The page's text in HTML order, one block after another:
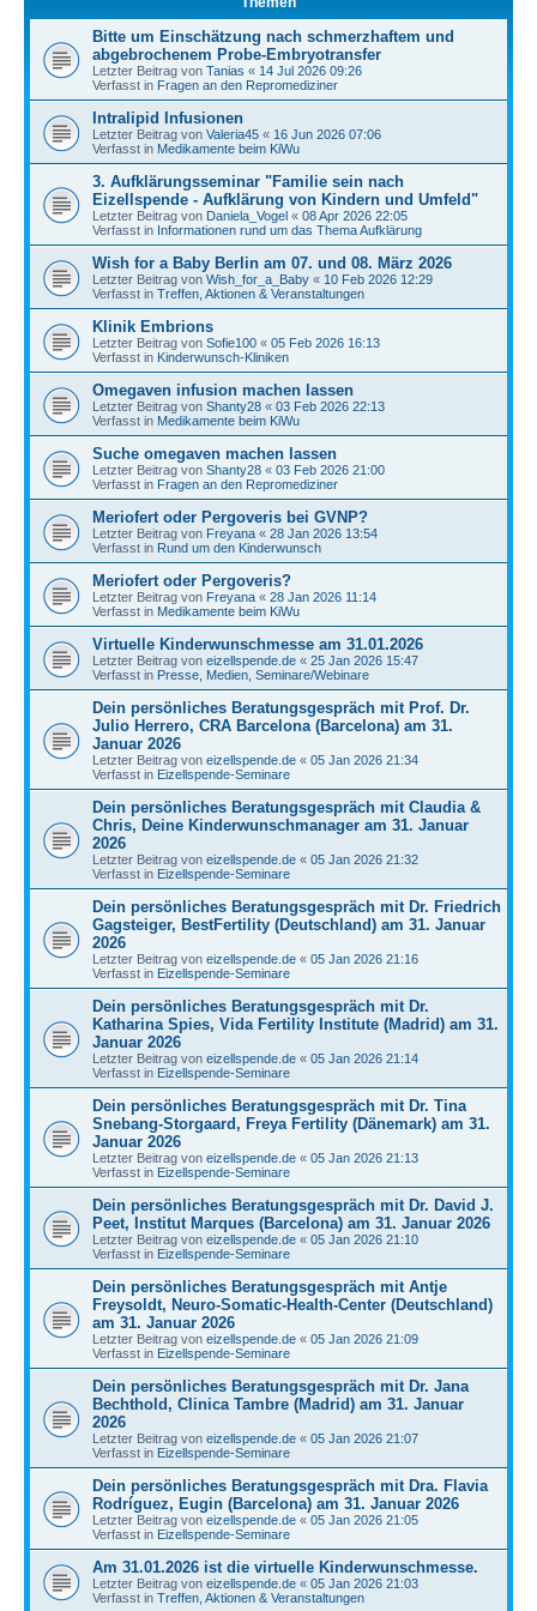
Bitte um Einschätzung nach schmerzhaftem und
abgebrochenem Probe-Embryotransfer
Letzter Beitrag von Tanias « 14 Jul 2026 09:26
Verfasst in Fragen an den Repromediziner
Intralipid Infusionen
Letzter Beitrag von Valeria45 « 16 Jun 2026 07:06
Verfasst in Medikamente beim KiWu
3. Aufklärungsseminar "Familie sein nach
Eizellspende - Aufklärung von Kindern und Umfeld"
Letzter Beitrag von Daniela_Vogel « 08 Apr 2026 22:05
Verfasst in Informationen rund um das Thema Aufklärung
Wish for a Baby Berlin am 07. und 08. März 2026
Letzter Beitrag von Wish_for_a_Baby « 10 Feb 2026 12:29
Verfasst in Treffen, Aktionen & Veranstaltungen
Klinik Embrions
Letzter Beitrag von Sofie100 « 05 Feb 2026 16:13
Verfasst in Kinderwunsch-Kliniken
Omegaven infusion machen lassen
Letzter Beitrag von Shanty28 « 03 Feb 2026 22:13
Verfasst in Medikamente beim KiWu
Suche omegaven machen lassen
Letzter Beitrag von Shanty28 « 03 Feb 2026 21:00
Verfasst in Fragen an den Repromediziner
Meriofert oder Pergoveris bei GVNP?
Letzter Beitrag von Freyana « 28 Jan 2026 13:54
Verfasst in Rund um den Kinderwunsch
Meriofert oder Pergoveris?
Letzter Beitrag von Freyana « 28 Jan 2026 11:14
Verfasst in Medikamente beim KiWu
Virtuelle Kinderwunschmesse am 31.01.2026
Letzter Beitrag von eizellspende.de « 25 Jan 2026 15:47
Verfasst in Presse, Medien, Seminare/Webinare
Dein persönliches Beratungsgespräch mit Prof. Dr.
Julio Herrero, CRA Barcelona (Barcelona) am 31.
Januar 2026
Letzter Beitrag von eizellspende.de « 05 Jan 2026 21:34
Verfasst in Eizellspende-Seminare
Dein persönliches Beratungsgespräch mit Claudia &
Chris, Deine Kinderwunschmanager am 31. Januar
2026
Letzter Beitrag von eizellspende.de « 05 Jan 2026 21:32
Verfasst in Eizellspende-Seminare
Dein persönliches Beratungsgespräch mit Dr. Friedrich
Gagsteiger, BestFertility (Deutschland) am 31. Januar
2026
Letzter Beitrag von eizellspende.de « 05 Jan 2026 21:16
Verfasst in Eizellspende-Seminare
Dein persönliches Beratungsgespräch mit Dr.
Katharina Spies, Vida Fertility Institute (Madrid) am 31.
Januar 2026
Letzter Beitrag von eizellspende.de « 05 Jan 2026 21:14
Verfasst in Eizellspende-Seminare
Dein persönliches Beratungsgespräch mit Dr. Tina
Snebang-Storgaard, Freya Fertility (Dänemark) am 31.
Januar 2026
Letzter Beitrag von eizellspende.de « 05 Jan 2026 21:13
Verfasst in Eizellspende-Seminare
Dein persönliches Beratungsgespräch mit Dr. David J.
Peet, Institut Marques (Barcelona) am 31. Januar 2026
Letzter Beitrag von eizellspende.de « 05 Jan 2026 21:10
Verfasst in Eizellspende-Seminare
Dein persönliches Beratungsgespräch mit Antje
Freysoldt, Neuro-Somatic-Health-Center (Deutschland)
am 31. Januar 2026
Letzter Beitrag von eizellspende.de « 05 Jan 2026 21:09
Verfasst in Eizellspende-Seminare
Dein persönliches Beratungsgespräch mit Dr. Jana
Bechthold, Clinica Tambre (Madrid) am 31. Januar
2026
Letzter Beitrag von eizellspende.de « 05 Jan 2026 21:07
Verfasst in Eizellspende-Seminare
Dein persönliches Beratungsgespräch mit Dra. Flavia
Rodríguez, Eugin (Barcelona) am 31. Januar 2026
Letzter Beitrag von eizellspende.de « 05 Jan 2026 21:05
Verfasst in Eizellspende-Seminare
Am 31.01.2026 ist die virtuelle Kinderwunschmesse.
Letzter Beitrag von eizellspende.de « 05 Jan 2026 21:03
Verfasst in Treffen, Aktionen & Veranstaltungen